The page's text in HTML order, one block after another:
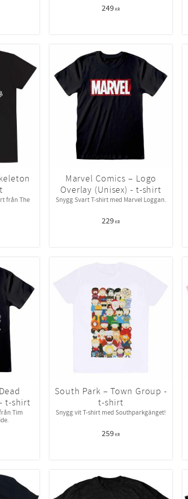
249KR
från The
Marvel Comics – Logo
Overlay (Unisex) - t-shirt
Snygg Svart T-shirt med Marvel Loggan.
229KR
t-shirt
Tim
South Park – Town Group -
t-shirt
Snygg vit T-shirt med Southparkgänget!
259KR